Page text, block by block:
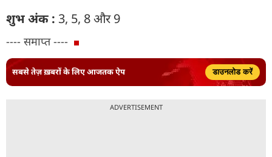
शुभ अंक : 3, 5, 8 और 9
---- समाप्त ----
सबसे तेज़ ख़बरों के लिए आजतक ऐप डाउनलोड करें
ADVERTISEMENT